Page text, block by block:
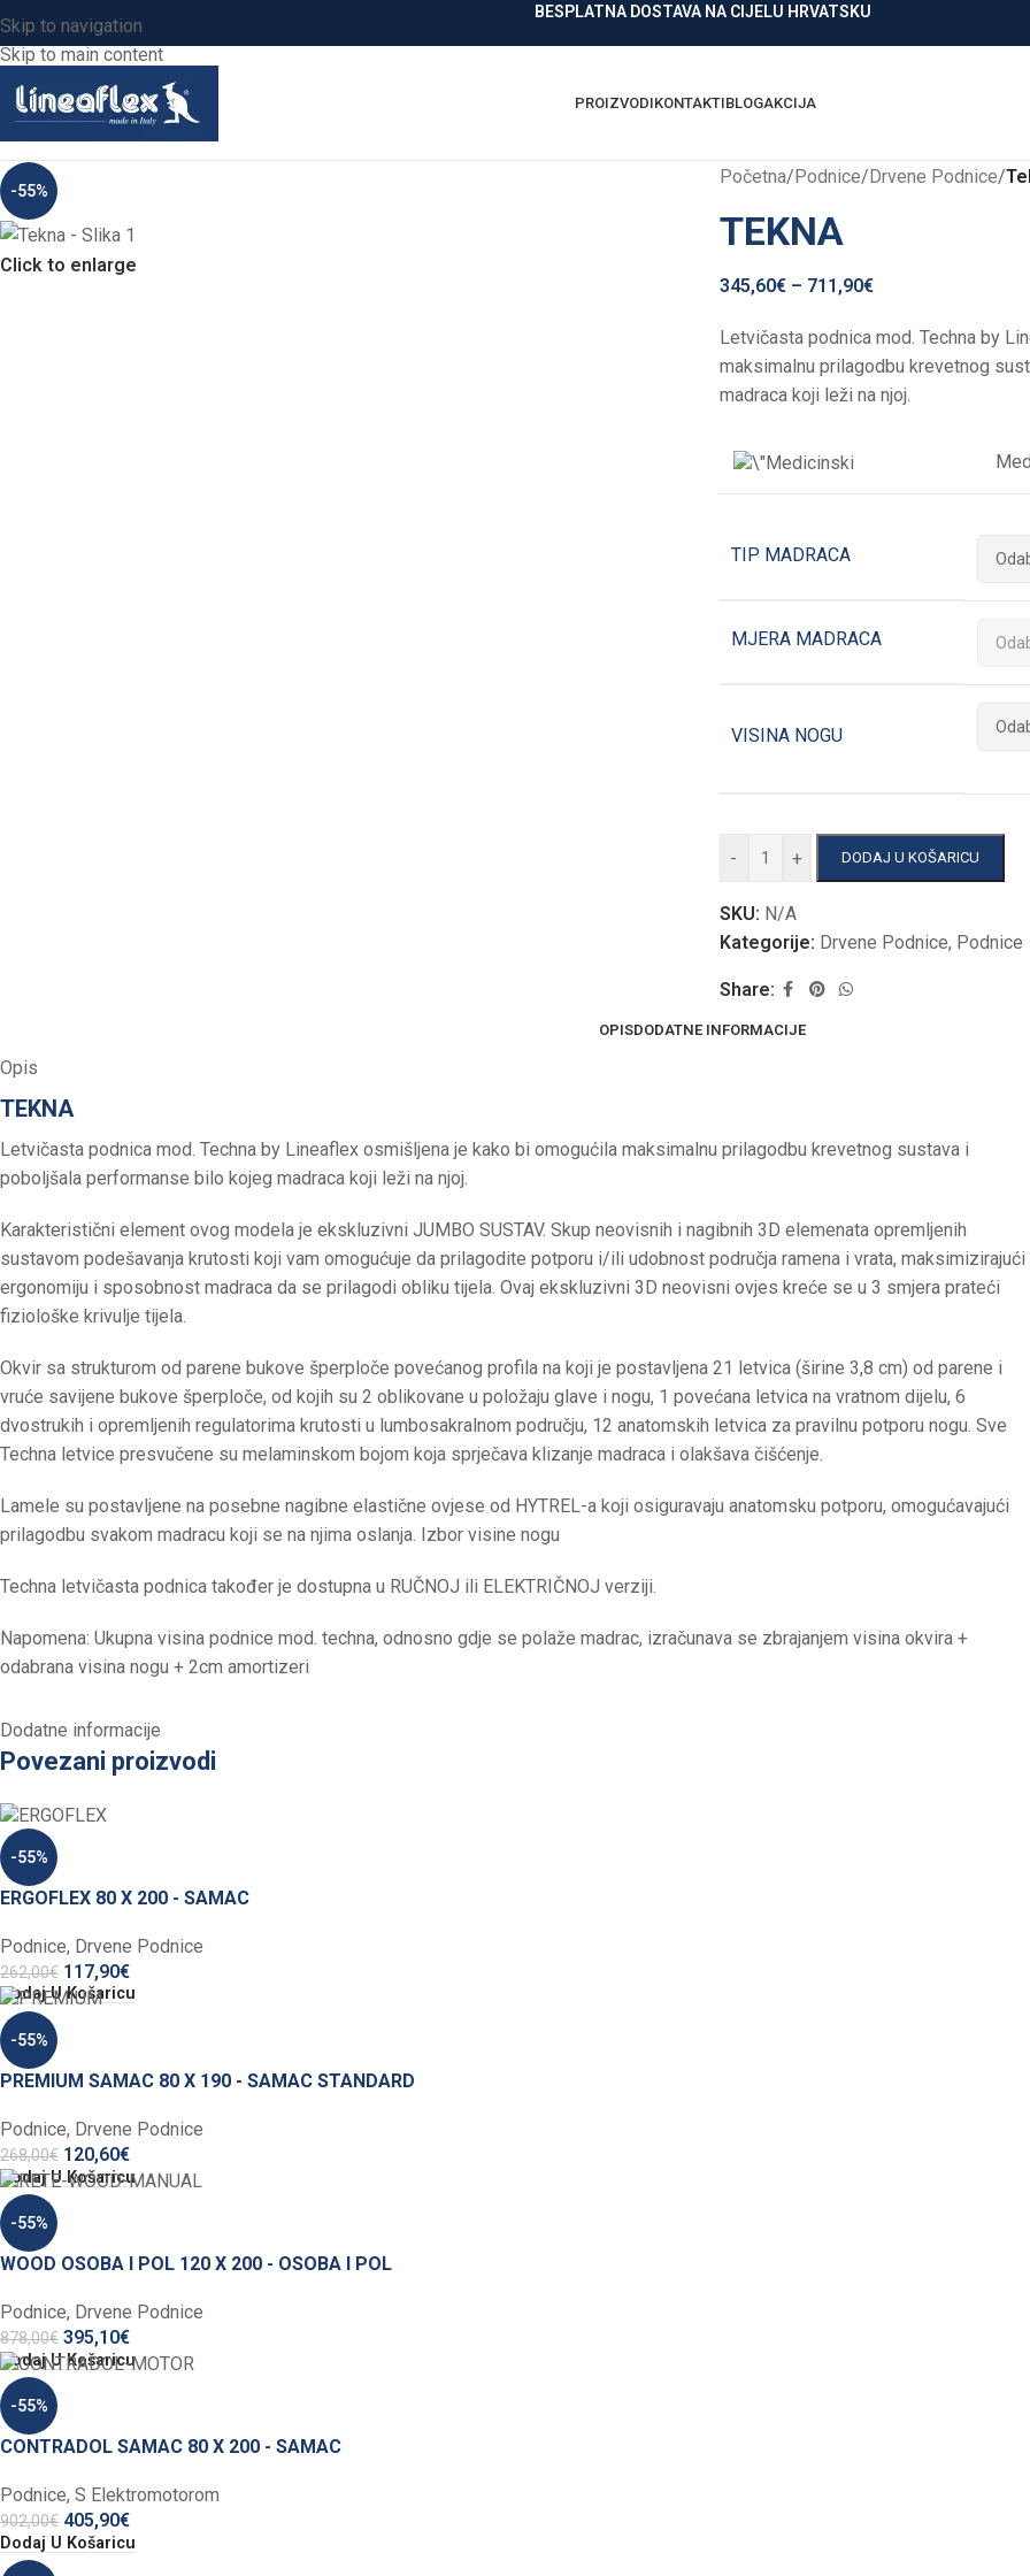
Skip to navigation
Skip to main content
BESPLATNA DOSTAVA NA CIJELU HRVATSKU
PROIZVODIKONTAKTIBLOGAKCIJA
-55%
Click to enlarge
Početna/Podnice/Drvene Podnice/
TEKNA
345,60€ – 711,90€
Letvičasta podnica mod. Techna by
maksimalnu prilagodbu krevetnog
madraca koji leži na njoj.
TIP MADRACA
MJERA MADRACA
VISINA NOGU
- + DODAJ U KOŠARICU
SKU: N/A
Kategorije: Drvene Podnice, Podnice
Share:
OPISDODATNE INFORMACIJE
Opis
TEKNA
Letvičasta podnica mod. Techna by Lineaflex osmišljena je kako bi omogućila maksimalnu prilagodbu krevetnog sustava i
poboljšala performanse bilo kojeg madraca koji leži na njoj.
Karakteristični element ovog modela je ekskluzivni JUMBO SUSTAV. Skup neovisnih i nagibnih 3D elemenata opremljenih
sustavom podešavanja krutosti koji vam omogućuje da prilagodite potporu i/ili udobnost područja ramena i vrata, maksimizirajući
ergonomiju i sposobnost madraca da se prilagodi obliku tijela. Ovaj ekskluzivni 3D neovisni ovjes kreće se u 3 smjera prateći
fiziološke krivulje tijela.
Okvir sa strukturom od parene bukove šperploče povećanog profila na koji je postavljena 21 letvica (širine 3,8 cm) od parene i
vruće savijene bukove šperploče, od kojih su 2 oblikovane u položaju glave i nogu, 1 povećana letvica na vratnom dijelu, 6
dvostrukih i opremljenih regulatorima krutosti u lumbosakralnom području, 12 anatomskih letvica za pravilnu potporu nogu. Sve
Techna letvice presvučene su melaminskom bojom koja sprječava klizanje madraca i olakšava čišćenje.
Lamele su postavljene na posebne nagibne elastične ovjese od HYTREL-a koji osiguravaju anatomsku potporu, omogućavajući
prilagodbu svakom madracu koji se na njima oslanja. Izbor visine nogu
Techna letvičasta podnica također je dostupna u RUČNOJ ili ELEKTRIČNOJ verziji.
Napomena: Ukupna visina podnice mod. techna, odnosno gdje se polaže madrac, izračunava se zbrajanjem visina okvira +
odabrana visina nogu + 2cm amortizeri
Dodatne informacije
Povezani proizvodi
-55%
ERGOFLEX 80 X 200 - SAMAC
Podnice, Drvene Podnice
262,00€ 117,90€
Dodaj U Košaricu
-55%
PREMIUM SAMAC 80 X 190 - SAMAC STANDARD
Podnice, Drvene Podnice
268,00€ 120,60€
Dodaj U Košaricu
-55%
WOOD OSOBA I POL 120 X 200 - OSOBA I POL
Podnice, Drvene Podnice
878,00€ 395,10€
Dodaj U Košaricu
-55%
CONTRADOL SAMAC 80 X 200 - SAMAC
Podnice, S Elektromotorom
902,00€ 405,90€
Dodaj U Košaricu